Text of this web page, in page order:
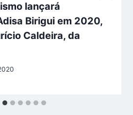
lançará
Birigui em 2020,
Caldeira, da